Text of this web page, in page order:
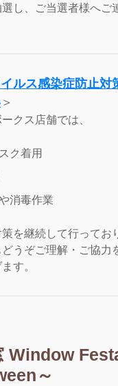
し、ご当選者様へご
ルス感染症防止対
＞
クス店舗では、
ク着用
消毒作業
を継続して行ってお
うぞご理解・ご協力
す。
Window
～